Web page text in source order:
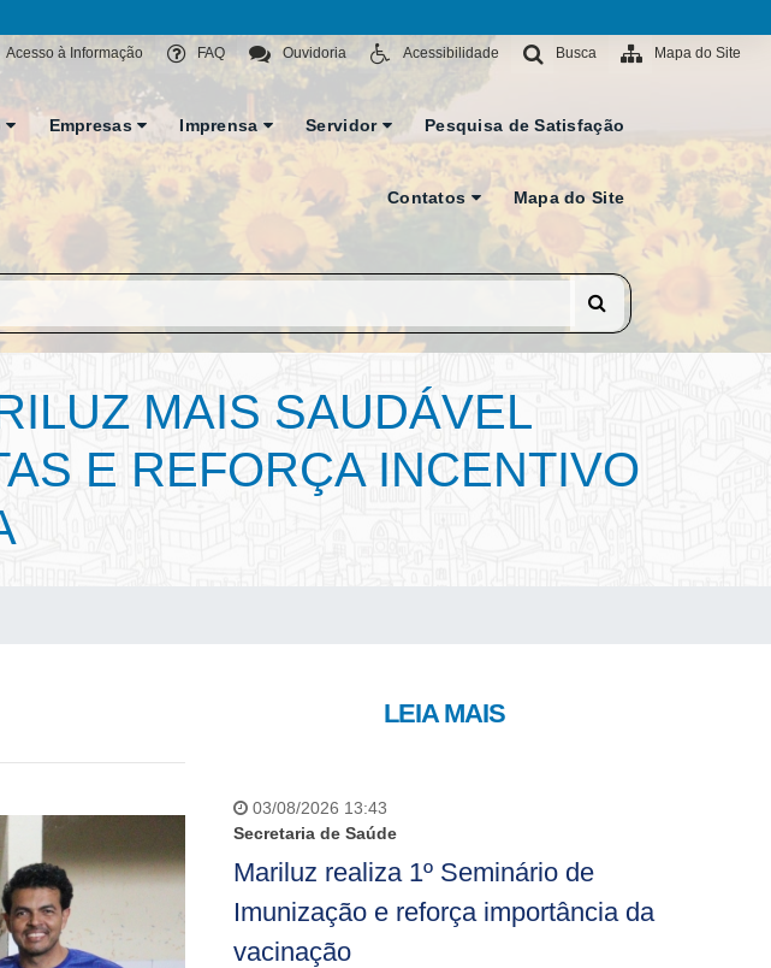
Mapa do Site
Busca
Acessibilidade
Ouvidoria
FAQ
Acesso à Informação
Empresas Imprensa Servidor Pesquisa de Satisfação
Contatos Mapa do Site
MAIS SAUDÁVEL
E REFORÇA INCENTIVO
LEIA MAIS
03/08/2026 13:43
Secretaria de Saúde
Mariluz realiza 1º Seminário de
Imunização e reforça importância da
vacinação